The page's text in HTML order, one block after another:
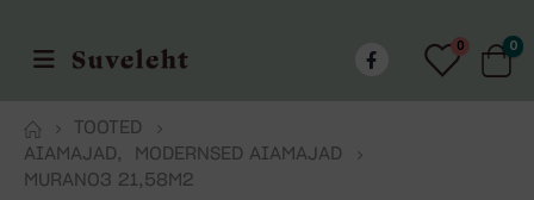
0 0
TOOTED
AIAMAJAD ,
MODERNSED AIAMAJAD
MURANO3 21,58M2